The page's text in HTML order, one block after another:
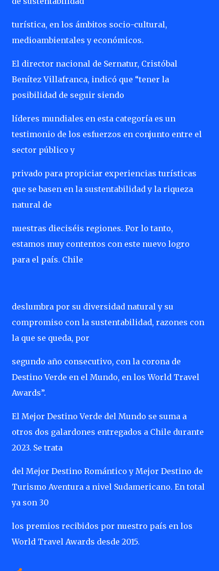
turística, en los ámbitos socio-cultural,
medioambientales y económicos.
El director nacional de Sernatur, Cristóbal
Benítez Villafranca, indicó que “tener la
posibilidad de seguir siendo
líderes mundiales en esta categoría es un
testimonio de los esfuerzos en conjunto entre el
sector público y
privado para propiciar experiencias turísticas
que se basen en la sustentabilidad y la riqueza
natural de
nuestras dieciséis regiones. Por lo tanto,
estamos muy contentos con este nuevo logro
para el país. Chile
deslumbra por su diversidad natural y su
compromiso con la sustentabilidad, razones con
la que se queda, por
segundo año consecutivo, con la corona de
Destino Verde en el Mundo, en los World Travel
Awards”.
El Mejor Destino Verde del Mundo se suma a
otros dos galardones entregados a Chile durante
2023. Se trata
del Mejor Destino Romántico y Mejor Destino de
Turismo Aventura a nivel Sudamericano. En total
ya son 30
los premios recibidos por nuestro país en los
World Travel Awards desde 2015.